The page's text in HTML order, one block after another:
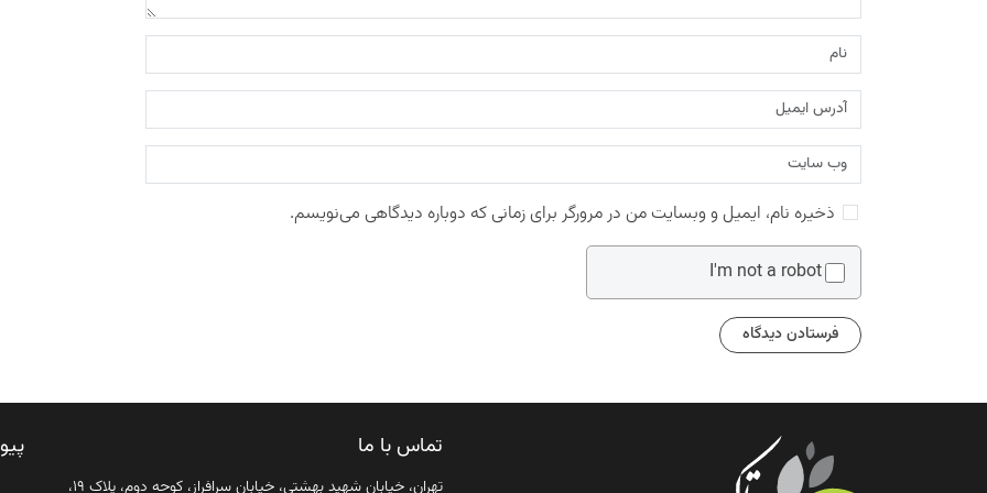
ذخیره نام، ایمیل و وبسایت من در مرورگر برای زمانی که دوباره دیدگاهی می‌نویسم.
I'm not a robot
تماس با ما
تهران، خیابان شهید بهشتی، خیابان سرافراز، کوچه دوم، پلاک ۱۹،